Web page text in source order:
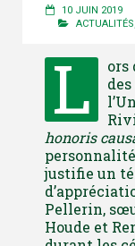
10 JUIN 2019
ACTUALITÉS
L
ors
honoris
justifie un
Pellerin,
Houde et